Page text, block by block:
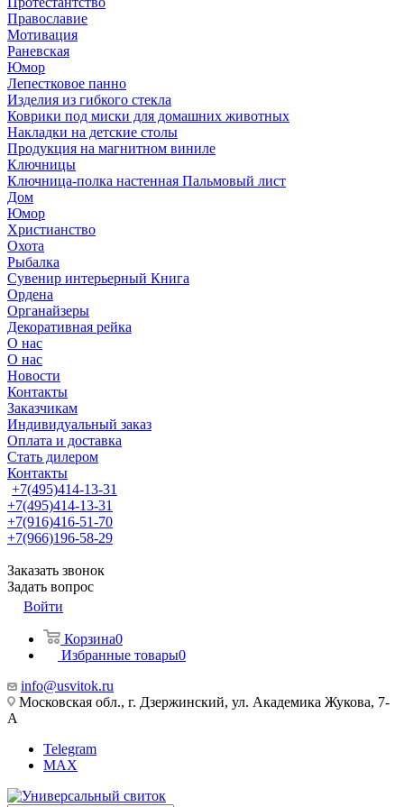
Православие
Мотивация
Раневская
Юмор
Лепестковое панно
Изделия из гибкого стекла
Коврики под миски для домашних животных
Накладки на детские столы
Продукция на магнитном виниле
Ключницы
Ключница-полка настенная Пальмовый лист
Дом
Юмор
Христианство
Охота
Рыбалка
Сувенир интерьерный Книга
Ордена
Органайзеры
Декоративная рейка
О нас
О нас
Новости
Контакты
Заказчикам
Индивидуальный заказ
Оплата и доставка
Стать дилером
Контакты
+7(495)414-13-31
+7(495)414-13-31
+7(916)416-51-70
+7(966)196-58-29
Заказать звонок
Задать вопрос
Войти
Корзина0
Избранные товары0
info@usvitok.ru
Московская обл., г. Дзержинский, ул. Академика Жукова, 7-
А
Telegram
MAX